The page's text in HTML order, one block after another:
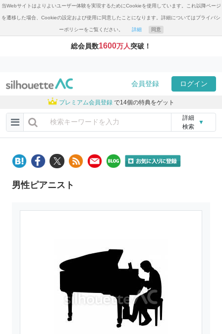
当Webサイトはよりよいユーザー体験を実現するためにCookieを使用しています。これ以降ページ
を遷移した場合、Cookieの設定および使用に同意したことになります。詳細についてはプライバシ
ーポリシーをご覧ください。 詳細 同意
総会員数1600万人突破！
会員登録 ログイン
プレミアム会員登録 で14個の特典をゲット
詳細
検索
▼
男性ピアニスト